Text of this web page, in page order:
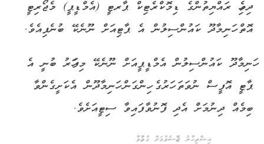
ދިވެހި ރައްޔިތުންގެ ޑިމޮކްރެޓިކް ޕާރޓީ (އެމްޑީޕީ) މެޖޯރިޓީ
އޮތް ހަނިމާދޫ ކައުންސިލުން އެ ޕާޓިއަށް ނޫނެކޭ ބުނެފިއެވެ.
ހަނިމާދޫ ކައުންސިލުން އެމްޑީޕީއަށް ނޫނެކޭ މިފަހަރު ބުނީ އެ
ޕާޓީ އޮފީސް ނުވަތަ ހަރުގެ ހިންގަން ހަނިމާދޫން އެކަށީގެންވާ
ބިމެއް ދިނުމަށް އެދި ފޮނުވާފައިވާ ސިޓީއަށެވެ.
އިޝްތިހާރު ޖެއްސެވުމަށް ގުޅުއްވާ